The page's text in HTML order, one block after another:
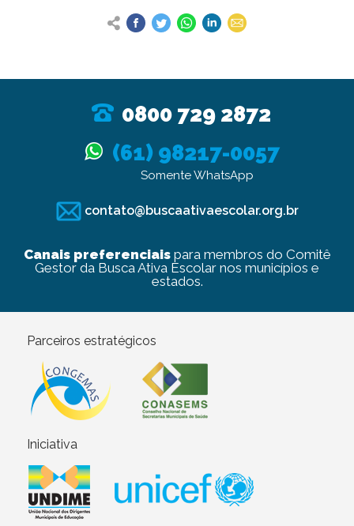
0800 729 2872
(61) 98217-0057
Somente WhatsApp
contato@buscaativaescolar.org.br
Canais preferenciaispara membros do Comitê
Gestor da Busca Ativa Escolar nos municípios e
estados.
Parceiros estratégicos
Iniciativa